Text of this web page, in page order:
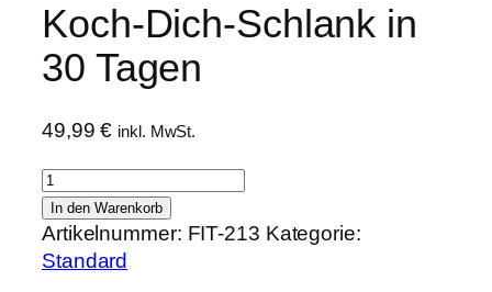
Koch-Dich-Schlank in
30 Tagen
49,99€ inkl. MwSt.
Koch-
Dich-
Schlank
in
In den Warenkorb
Artikelnummer: FIT-213 Kategorie:
Standard